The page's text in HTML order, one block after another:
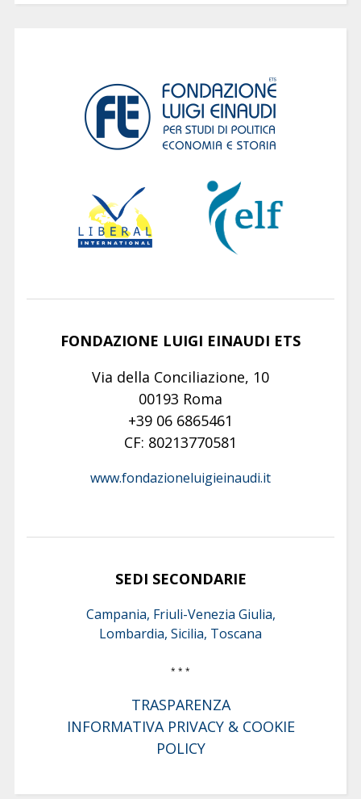
FONDAZIONE LUIGI EINAUDI ETS
Via della Conciliazione, 10
00193 Roma
+39 06 6865461
CF: 80213770581
www.fondazioneluigieinaudi.it
SEDI SECONDARIE
Campania, Friuli-Venezia Giulia,
Lombardia, Sicilia, Toscana
* * *
TRASPARENZA
INFORMATIVA PRIVACY & COOKIE
POLICY